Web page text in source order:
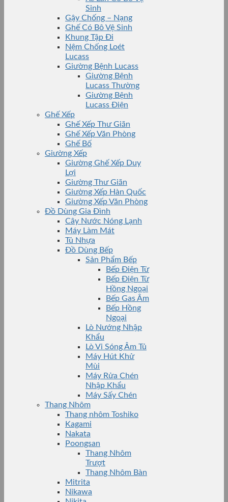
Sinh
Gậy Chống – Nạng
Ghế Có Bô Vệ Sinh
Khung Tập Đi
Nệm Chống Loét
Lucass
Giường Bệnh Lucass
Giường Bệnh
Lucass Thường
Giường Bệnh
Lucass Điện
Ghế Xếp
Ghế Xếp Thư Giãn
Ghế Xếp Văn Phòng
Ghế Bố
Giường Xếp
Giường Ghế Xếp Duy
Lợi
Giường Thư Giãn
Giường Xếp Hàn Quốc
Giường Xếp Văn Phòng
Đồ Dùng Gia Đình
Cây Nước Nóng Lạnh
Máy Làm Mát
Tủ Nhựa
Đồ Dùng Bếp
Sản Phẩm Bếp
Bếp Điện Từ
Bếp Điện Từ
Hồng Ngoại
Bếp Gas Âm
Bếp Hồng
Ngoại
Lò Nướng Nhập
Khẩu
Lò Vi Sóng Âm Tủ
Máy Hút Khử
Mùi
Máy Rửa Chén
Nhập Khẩu
Máy Sấy Chén
Thang Nhôm
Thang nhôm Toshiko
Kagami
Nakata
Poongsan
Thang Nhôm
Trượt
Thang Nhôm Bàn
Mitrita
Nikawa